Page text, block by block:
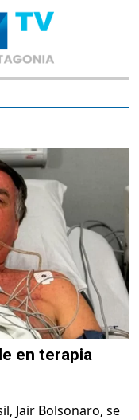
en terapia
Jair Bolsonaro, se